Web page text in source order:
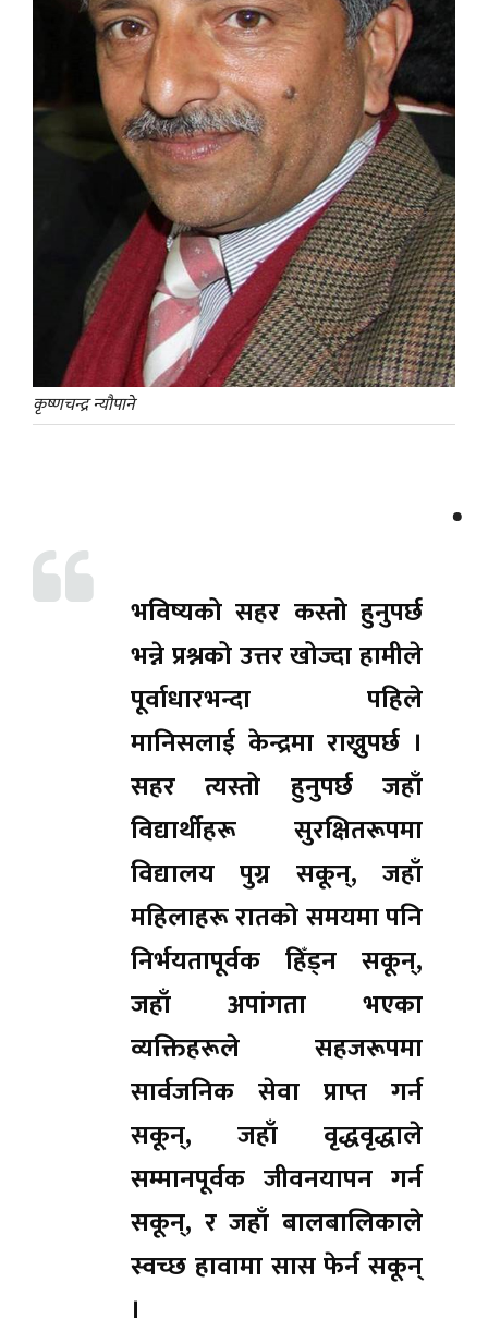
कृष्णचन्द्र न्यौपाने
भविष्यको सहर कस्तो हुनुपर्छ
भन्ने प्रश्नको उत्तर खोज्दा हामीले
पूर्वाधारभन्दा पहिले
मानिसलाई केन्द्रमा राख्नुपर्छ ।
सहर त्यस्तो हुनुपर्छ जहाँ
विद्यार्थीहरू सुरक्षितरूपमा
विद्यालय पुग्न सकून्, जहाँ
महिलाहरू रातको समयमा पनि
निर्भयतापूर्वक हिँड्न सकून्,
जहाँ अपांगता भएका
व्यक्तिहरूले सहजरूपमा
सार्वजनिक सेवा प्राप्त गर्न
सकून्, जहाँ वृद्धवृद्धाले
सम्मानपूर्वक जीवनयापन गर्न
सकून्, र जहाँ बालबालिकाले
स्वच्छ हावामा सास फेर्न सकून्
।